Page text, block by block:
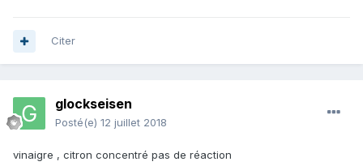
Citer
glockseisen
Posté(e) 12 juillet 2018
vinaigre , citron concentré pas de réaction